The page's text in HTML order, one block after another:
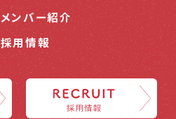
メンバー紹介
採用情報